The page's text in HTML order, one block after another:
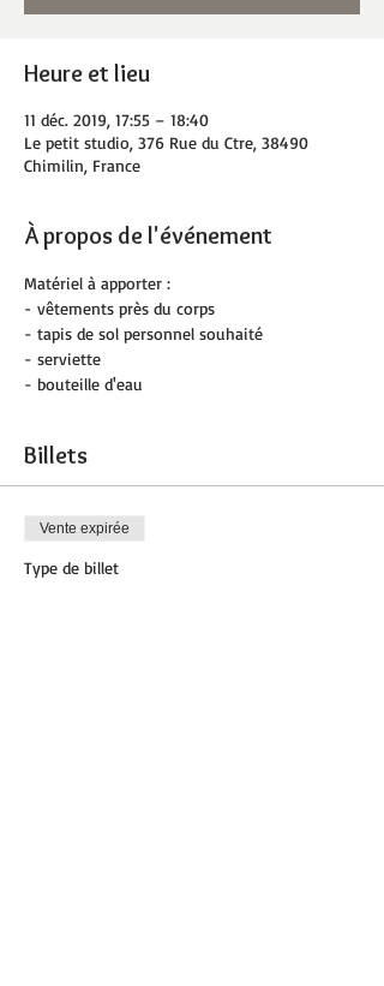
Heure et lieu
11 déc. 2019, 17:55 – 18:40
Le petit studio, 376 Rue du Ctre, 38490
Chimilin, France
À propos de l'événement
Matériel à apporter :
- vêtements près du corps
- tapis de sol personnel souhaité
- serviette
- bouteille d'eau
Billets
Vente expirée
Type de billet